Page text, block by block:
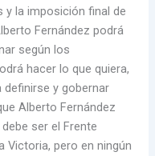
y la imposición final de
Fernández podrá
según los
hacer lo que quiera,
y gobernar
Alberto Fernández
ser el Frente
Victoria, pero en ningún